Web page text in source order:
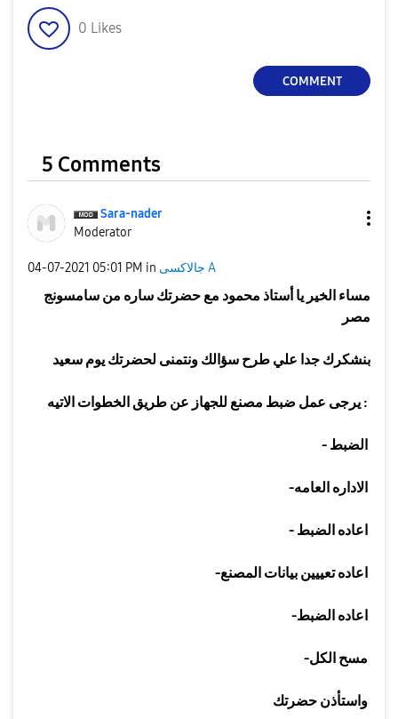
0 Likes
COMMENT
5 Comments
Sara-nader
Moderator
‎04-07-2021 05:01 PM in جالاكسى A
مساء الخير يا أستاذ محمود مع حضرتك ساره من سامسونج
مصر
بنشكرك جدا علي طرح سؤالك ونتمنى لحضرتك يوم سعيد
:
-
-
-
-
-
-